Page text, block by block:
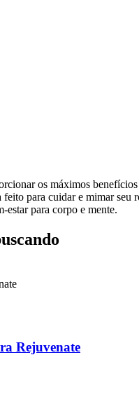
os máximos benefícios
para cuidar e mimar
estar para corpo e mente.
Rejuvenate